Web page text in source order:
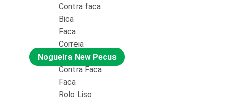
Contra faca
Bica
Faca
Correia
Nogueira New Pecus
Contra Faca
Faca
Rolo Liso